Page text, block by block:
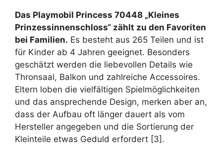
Das Playmobil Princess 70448 „Kleines
Prinzessinnenschloss“ zählt zu den Favoriten
bei Familien. Es besteht aus 265 Teilen und ist
für Kinder ab 4 Jahren geeignet. Besonders
geschätzt werden die liebevollen Details wie
Thronsaal, Balkon und zahlreiche Accessoires.
Eltern loben die vielfältigen Spielmöglichkeiten
und das ansprechende Design, merken aber an,
dass der Aufbau oft länger dauert als vom
Hersteller angegeben und die Sortierung der
Kleinteile etwas Geduld erfordert [3].